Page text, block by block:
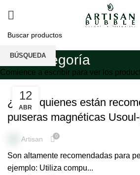
Sin categoría
12
ABR
¿Para quienes están
pulseras magnéticas
Artisan 0
Son altamente recomendadas para
ejemplo: Utiliza compu...
BÚSQUEDA
Comience a escribir para ver los